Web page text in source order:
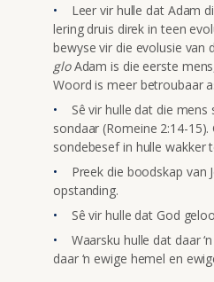
Leer vir hulle dat Adam
lering druis direk in teen
bewyse vir die evolusie van
gloAdam is die eerste
Woord is meer betroubaar
Sê vir hulle dat die mens
sondaar (Romeine 2:14-15).
sondebesef in hulle wakker
Preek die boodskap van
opstanding.
Sê vir hulle dat God
Waarsku hulle dat daar
daar ‘n ewige hemel en